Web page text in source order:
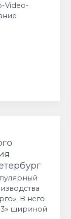
Video-
В него
3» шириной